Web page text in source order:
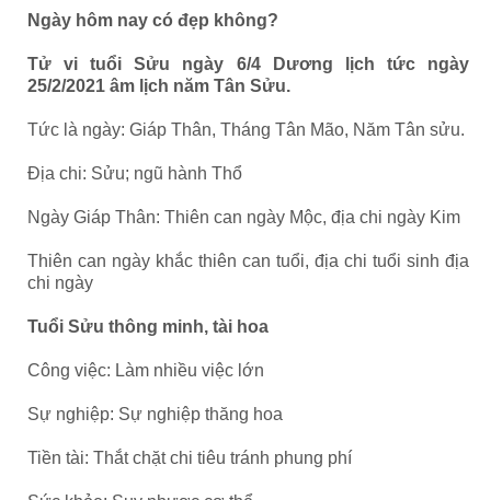
Ngày hôm nay có đẹp không?
Tử vi tuổi Sửu ngày 6/4 Dương lịch tức ngày
25/2/2021 âm lịch năm Tân Sửu.
Tức là ngày: Giáp Thân, Tháng Tân Mão, Năm Tân sửu.
Địa chi: Sửu; ngũ hành Thổ
Ngày Giáp Thân: Thiên can ngày Mộc, địa chi ngày Kim
Thiên can ngày khắc thiên can tuổi, địa chi tuổi sinh địa
chi ngày
Tuổi Sửu thông minh, tài hoa
Công việc: Làm nhiều việc lớn
Sự nghiệp: Sự nghiệp thăng hoa
Tiền tài: Thắt chặt chi tiêu tránh phung phí